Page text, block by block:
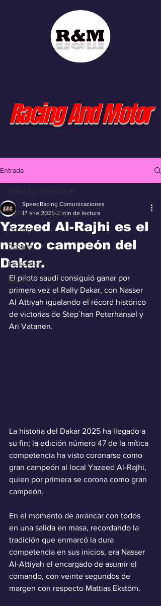
Racing And Motor
Entrada
Todas las entradas
Industria
Deporte
Especiales
Industra
Todas las entradas
Yazeed Al-Rajhi es el
nuevo campeón del
Dakar.
SpeedRacing Comunicaciones
17 ene 2025 2 min de lectura
El piloto saudí consiguió ganar por
primera vez el Rally Dakar, con Nasser
Al Attiyah igualando el récord histórico
de victorias de Step´han Peterhansel y
Ari Vatanen.
La historia del Dakar 2025 ha llegado a
su fin; la edición número 47 de la mítica
competencia ha visto coronarse como
gran campeón al local Yazeed Al-Rajhi,
quien por primera se corona como gran
campeón.
En el momento de arrancar con todos
en una salida en masa, recordando la
tradición que enmarcó la dura
competencia en sus inicios, era Nasser
Al-Attiyah el encargado de asumir el
comando, con veinte segundos de
margen con respecto Mattias Ekstöm.